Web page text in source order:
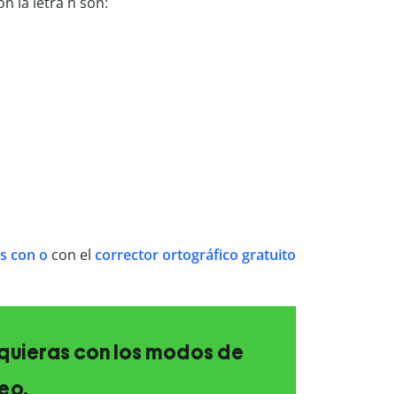
con o con el corrector ortográfico gratuito
con los modos de